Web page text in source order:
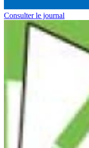
Consulter le journal